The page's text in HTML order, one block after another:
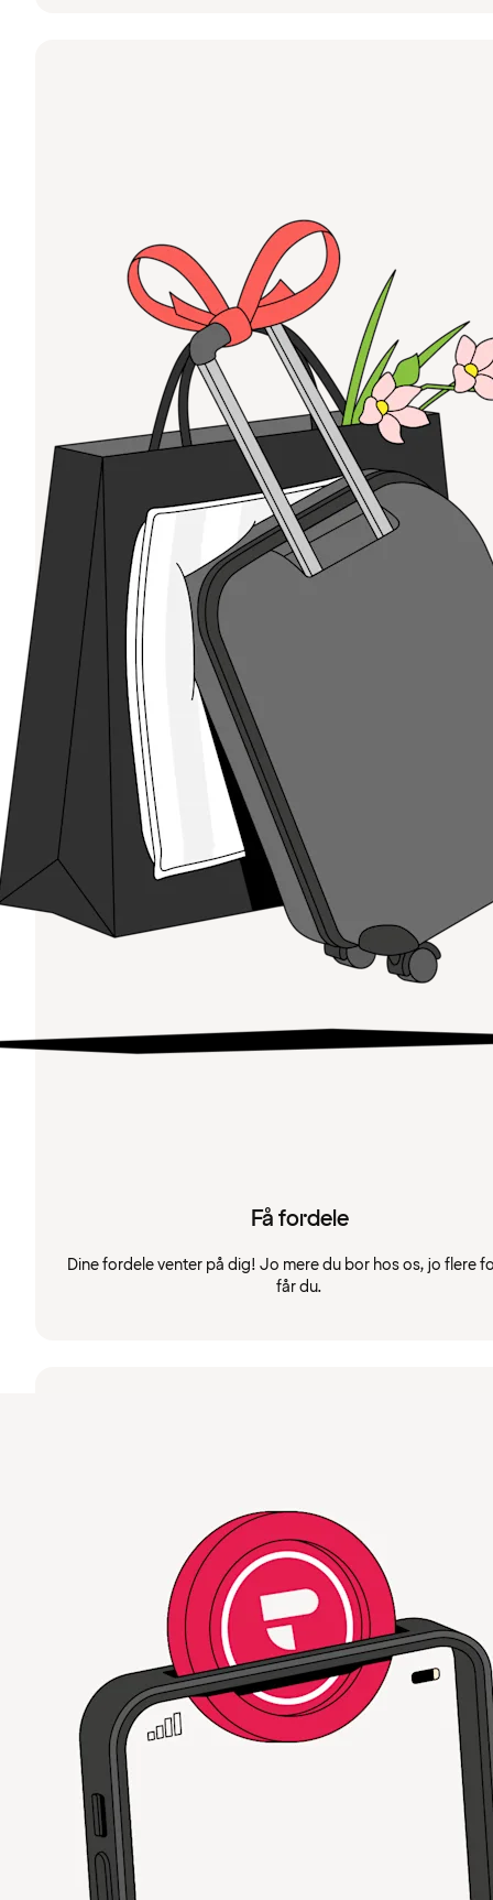
Få fordele
Dine fordele venter på dig! Jo mere du bor hos os, jo flere
får du.